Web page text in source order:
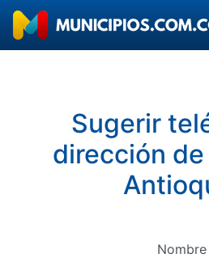
Sugerir
dirección de
Nombre